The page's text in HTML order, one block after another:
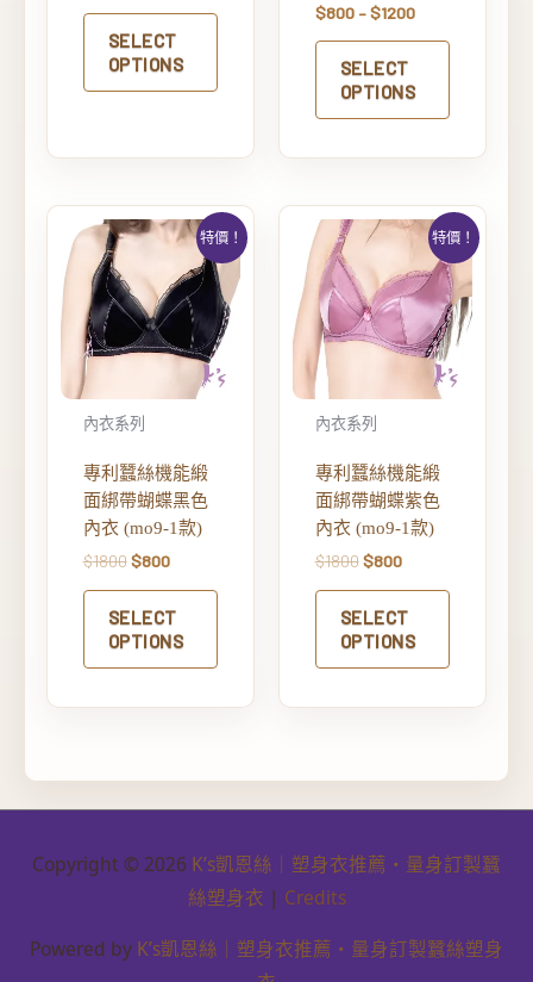
SELECT
OPTIONS
$800–$1200
SELECT
OPTIONS
特價！
內衣系列
專利蠶絲機能緞
面綁帶蝴蝶黑色
內衣 (mo9-1款)
$1800 $800
SELECT
OPTIONS
特價！
內衣系列
專利蠶絲機能緞
面綁帶蝴蝶紫色
內衣 (mo9-1款)
$1800 $800
SELECT
OPTIONS
Copyright © 2026 K’s凱恩絲｜塑身衣推薦・量身訂製蠶
絲塑身衣 | Credits
Powered by K’s凱恩絲｜塑身衣推薦・量身訂製蠶絲塑身